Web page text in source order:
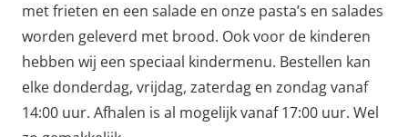
met frieten en een salade en onze pasta’s en salades
worden geleverd met brood. Ook voor de kinderen
hebben wij een speciaal kindermenu. Bestellen kan
elke donderdag, vrijdag, zaterdag en zondag vanaf
14:00 uur. Afhalen is al mogelijk vanaf 17:00 uur. Wel